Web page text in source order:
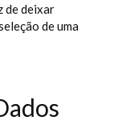
de deixar
de uma